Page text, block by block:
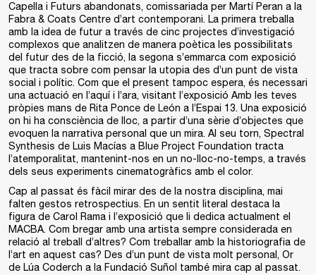
Capella i Futurs abandonats, comissariada per Martí Peran a la
Fabra & Coats Centre d’art contemporani. La primera treballa
amb la idea de futur a través de cinc projectes d’investigació
complexos que analitzen de manera poètica les possibilitats
del futur des de la ficció, la segona s’emmarca com exposició
que tracta sobre com pensar la utopia des d’un punt de vista
social i polític. Com que el present tampoc espera, és necessari
una actuació en l’aquí i l’ara, visitant l’exposició Amb les teves
pròpies mans de Rita Ponce de León a l’Espai 13. Una exposició
on hi ha consciència de lloc, a partir d’una sèrie d’objectes que
evoquen la narrativa personal que un mira. Al seu torn, Spectral
Synthesis de Luis Macías a Blue Project Foundation tracta
l’atemporalitat, mantenint-nos en un no-lloc-no-temps, a través
dels seus experiments cinematogràfics amb el color.
Cap al passat és fàcil mirar des de la nostra disciplina, mai
falten gestos retrospectius. En un sentit literal destaca la
figura de Carol Rama i l’exposició que li dedica actualment el
MACBA. Com bregar amb una artista sempre considerada en
relació al treball d’altres? Com treballar amb la historiografia de
l’art en aquest cas? Des d’un punt de vista molt personal, Or
de Lúa Coderch a la Fundació Suñol també mira cap al passat.